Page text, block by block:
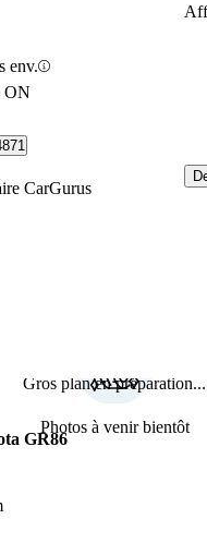
env.
ON
CarGurus
annonce
Gros plan en préparation...
Photos à venir bientôt
GR86